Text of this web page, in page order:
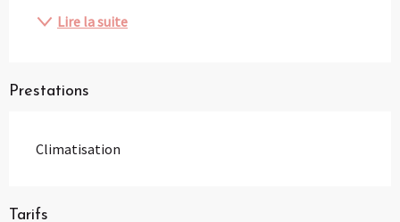
Lire la suite
Prestations
Climatisation
Tarifs